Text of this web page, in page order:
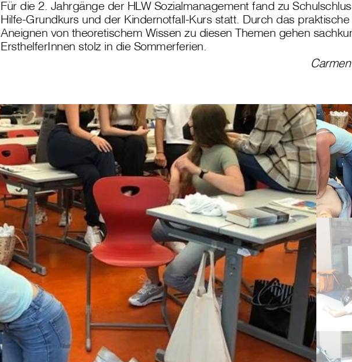
Für die 2. Jahrgänge der HLW Sozialmanagement fand zu
Hilfe-Grundkurs und der Kindernotfall-Kurs statt. Durch das
Aneignen von theoretischem Wissen zu diesen Themen gehen
ErsthelferInnen stolz in die Sommerferien.